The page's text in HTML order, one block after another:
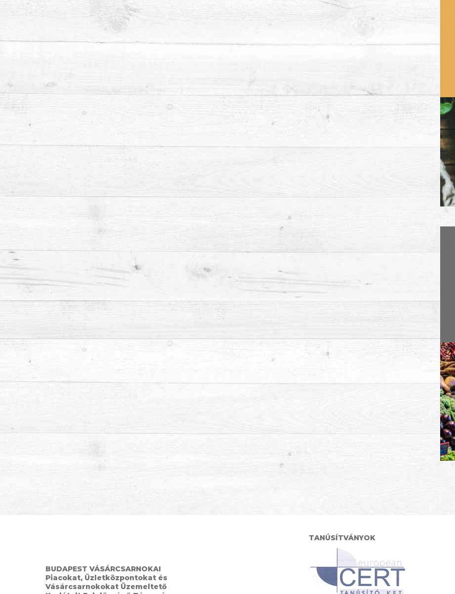
BUDAPEST VÁSÁRCSARNOKAI
Piacokat, Üzletközpontokat és
Vásárcsarnokokat Üzemeltető
TANÚSÍTVÁNYOK